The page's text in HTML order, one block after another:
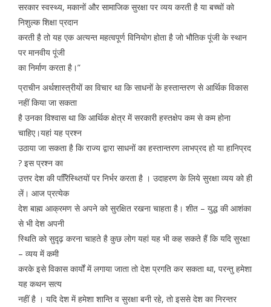
सरकार स्वस्थ्य, मकानों और सामाजिक सुरक्षा पर व्यय करती है या बच्चों को
निशुल्क शिक्षा प्रदान
करती है तो यह एक अत्यन्त महत्वपूर्ण विनियोग होता है जो भौतिक पूंजी के स्थान
पर मानवीय पूंजी
का निर्माण करता है।”
प्राचीन अर्थशास्त्रीयों का विचार था कि साधनों के हस्तान्तरण से आर्थिक विकास
नहीं किया जा सकता
है उनका विश्वास था कि आर्थिक क्षेत्र में सरकारी हस्तक्षेप कम से कम होना
चाहिए।यहां यह प्रश्न
उठाया जा सकता है कि राज्य द्वारा साधनों का हस्तान्तरण लाभप्रद हो या हानिप्रद
? इस प्रश्न का
उत्तर देश की परििस्थ्तियों पर निर्भर करता है । उदाहरण के लिये सुरक्षा व्यय को ही
लें। आज प्रत्येक
देश बाह्म आक्रमण से अपने को सुरक्षित रखना चाहता है। शीत – युद्ध की आशंका
से भी देश अपनी
स्थिति को सुदृढ़ करना चाहते है कुछ लोग यहां यह भी कह सकते हैं कि यदि सुरक्षा
– व्यय में कमी
करके इसे विकास कार्यों में लगाया जाता तो देश प्रगति कर सकता था, परन्तु हमेशा
यह कथन सत्य
नहीं है । यदि देश में हमेशा शान्ति व सुरक्षा बनी रहे, तो इससे देश का निरन्तर